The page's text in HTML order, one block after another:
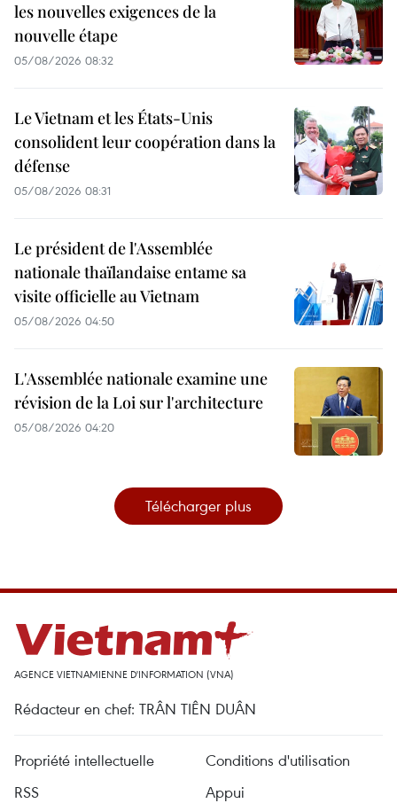
les nouvelles exigences de la
nouvelle étape
05/08/2026 08:32
Le Vietnam et les États-Unis
consolident leur coopération dans la
défense
05/08/2026 08:31
Le président de l'Assemblée
nationale thaïlandaise entame sa
visite officielle au Vietnam
05/08/2026 04:50
L'Assemblée nationale examine une
révision de la Loi sur l'architecture
05/08/2026 04:20
Télécharger plus
AGENCE VIETNAMIENNE D'INFORMATION (VNA)
Rédacteur en chef: TRÂN TIÊN DUÂN
Propriété intellectuelle
Conditions d'utilisation
RSS
Appui